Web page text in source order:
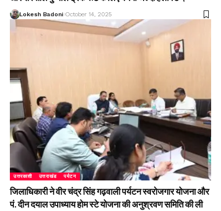
Lokesh Badoni October 14, 2025
उत्तरकाशी उत्तराखंड पर्यटन
जिलाधिकारी ने वीर चंद्र सिंह गढ़वाली पर्यटन स्वरोजगार योजना और
पं. दीन दयाल उपाध्याय होम स्टे योजना की अनुश्रवण समिति की ली